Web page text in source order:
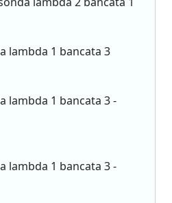
lambda 1 bancata 3
lambda 1 bancata 3 -
lambda 1 bancata 3 -